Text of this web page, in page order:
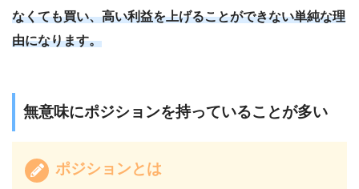
なくても買い、高い利益を上げることができない単純な理
由になります。
無意味にポジションを持っていることが多い
ポジションとは